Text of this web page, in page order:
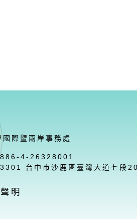
國際暨兩岸事務處
4-26328001
台中市沙鹿區臺灣大道七段
明